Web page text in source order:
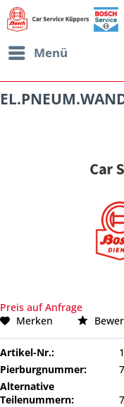
Menü
Preis auf Anfrage
Merken
Artikel-Nr.:
Pierburgnummer:
Alternative
Teilenummern: